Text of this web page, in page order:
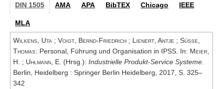
DIN 1505 AMA APA BibTEX Chicago IEEE
MLA
Wilkens, Uta ; Voigt, Bernd-Friedrich ; Lienert, Antje ; Süße,
Thomas: Personal, Führung und Organisation in IPSS. In: Meier,
H.
; Uhlmann, E. (Hrsg.): Industrielle Produkt-Service Systeme
Berlin, Heidelberg : Springer Berlin Heidelberg, 2017, S. 325–
342